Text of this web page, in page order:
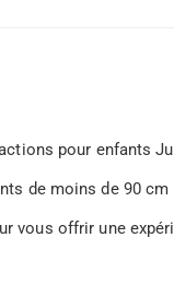
pour enfants
de moins de 90 cm
vous offrir une